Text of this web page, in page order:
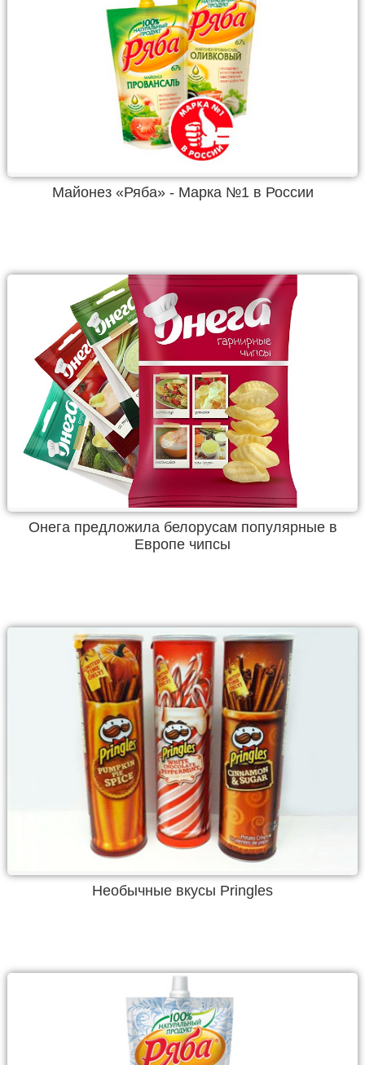
Майонез «Ряба» - Марка №1 в России
Онега предложила белорусам популярные в
Европе чипсы
Необычные вкусы Pringles